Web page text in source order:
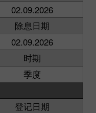
02.09.2026
除息日期
02.09.2026
时期
季度
登记日期